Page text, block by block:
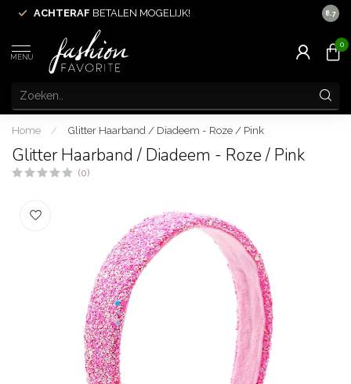
ACHTERAF BETALEN MOGELIJK! 8.7
MENU
0
Home / Glitter Haarband / Diadeem - Roze / Pink
Glitter Haarband / Diadeem - Roze / Pink
(0)